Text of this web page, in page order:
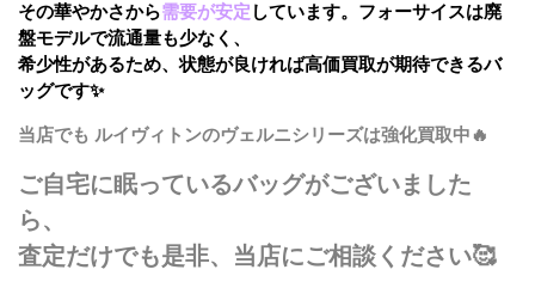
その華やかさから需要が安定 しています。フォーサイスは廃
盤モデルで流通量も少なく、
希少性があるため、状態が良ければ高価買取が期待できるバ
ッグです✨
当店でも ルイヴィトンのヴェルニシリーズは強化買取中🔥
ご自宅に眠っているバッグがございました
ら、
査定だけでも是非、当店にご相談ください🥰